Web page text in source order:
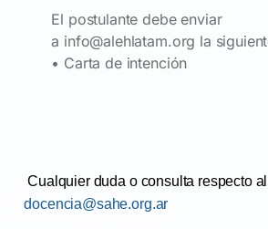
El postulante debe enviar
a info@alehlatam.org la
• Carta de intención
Cualquier duda o consulta respecto
docencia@sahe.org.ar